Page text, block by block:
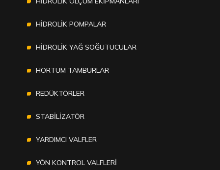
HİDROLİK POMPALAR
HİDROLİK YAĞ SOĞUTUCULAR
HORTUM TAMBURLAR
REDÜKTÖRLER
STABİLİZATÖR
YARDIMCI VALFLER
YÖN KONTROL VALFLERİ